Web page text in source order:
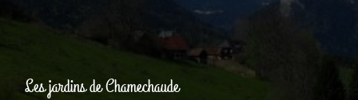
Les jardins de Chamechaude